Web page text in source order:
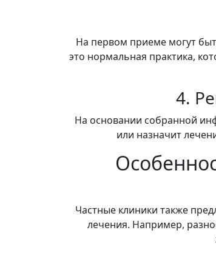
На первом приеме могут
это нормальная практика,
4.
На основании собранной
или назначит
Частные клиники также
лечения. Например,